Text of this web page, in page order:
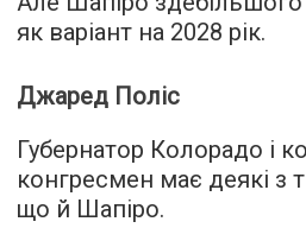
як варіант на 2028 рік.
Джаред Поліс
Губернатор Колорадо і
конгресмен має деякі з
що й Шапіро.